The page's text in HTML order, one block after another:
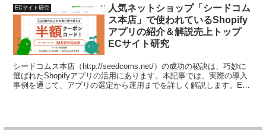
ECサイト研究
人気ネットショップ「シードコム
ス本店」で使われているShopify
アプリの紹介＆解説売上トップ
ECサイト研究
シードコムス本店（http://seedcoms.net/）の成功の秘訣は、巧妙に
選ばれたShopifyアプリの活用にあります。本記事では、実際の導入
事例を通じて、アプリの選定から運用までを詳しく解説します。EC